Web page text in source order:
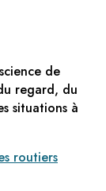
de
regard, du
situations à
routiers